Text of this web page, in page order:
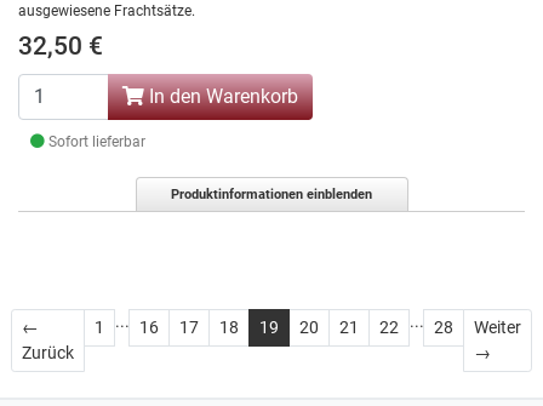
ausgewiesene Frachtsätze.
32,50 €
In den Warenkorb
Sofort lieferbar
Produktinformationen einblenden
←
ZurückZurück
1 ... 16 17 18 19 20 21 22 ... 28
Weiter
→